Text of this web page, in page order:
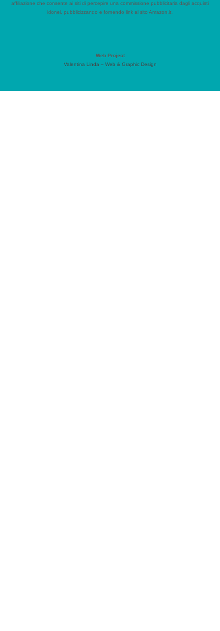
affiliazione che consente ai siti di percepire una commissione pubblicitaria dagli acquisti
idonei, pubblicizzando e fornendo link al sito Amazon.it.
Web Project
Valentina Linda – Web & Graphic Design